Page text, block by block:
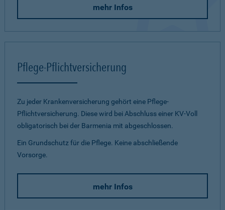
mehr Infos
Pflege-Pflichtversicherung
Zu jeder Krankenversicherung gehört eine Pflege-
Pflichtversicherung. Diese wird bei Abschluss einer KV-Voll
obligatorisch bei der Barmenia mit abgeschlossen.
Ein Grundschutz für die Pflege. Keine abschließende
Vorsorge.
mehr Infos